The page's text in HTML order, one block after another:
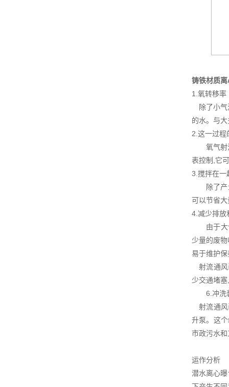
铸铁材质
1.氧转移率
除了小气
的水。与
2.这一过程
氧气射流
表控制,它
3.搅拌在一
除了产生
可以节省
4.减少排放
由于大气
少量的废
易于维护
射流通风
少交通堵
6.冲洗
射流通风
升泵。这
市政污水
运作分析
潜水离心